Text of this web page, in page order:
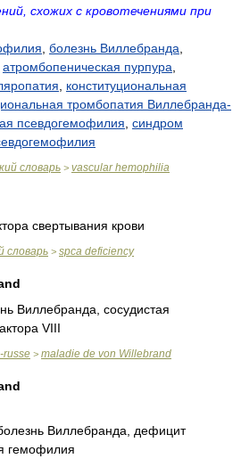
схожих с кровотечениями при
болезнь Виллебранда
атромбопеническая пурпура
конституциональная
тромбопатия Виллебранда-
псевдогемофилия синдром
словарь > vascular hemophilia
свертывания крови
словарь > spca deficiency
Виллебранда, сосудистая
VIII
russe > maladie de von Willebrand
Виллебранда, дефицит
гемофилия